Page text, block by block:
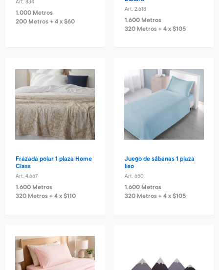
Art. 834
1.000 Metros
200 Metros + 4 x $60
Art. 2.618
1.600 Metros
320 Metros + 4 x $105
Frazada polar 1 plaza Home
Class
Art. 4.667
1.600 Metros
320 Metros + 4 x $110
Juego de sábanas 1 plaza
liso
Art. 650
1.600 Metros
320 Metros + 4 x $105